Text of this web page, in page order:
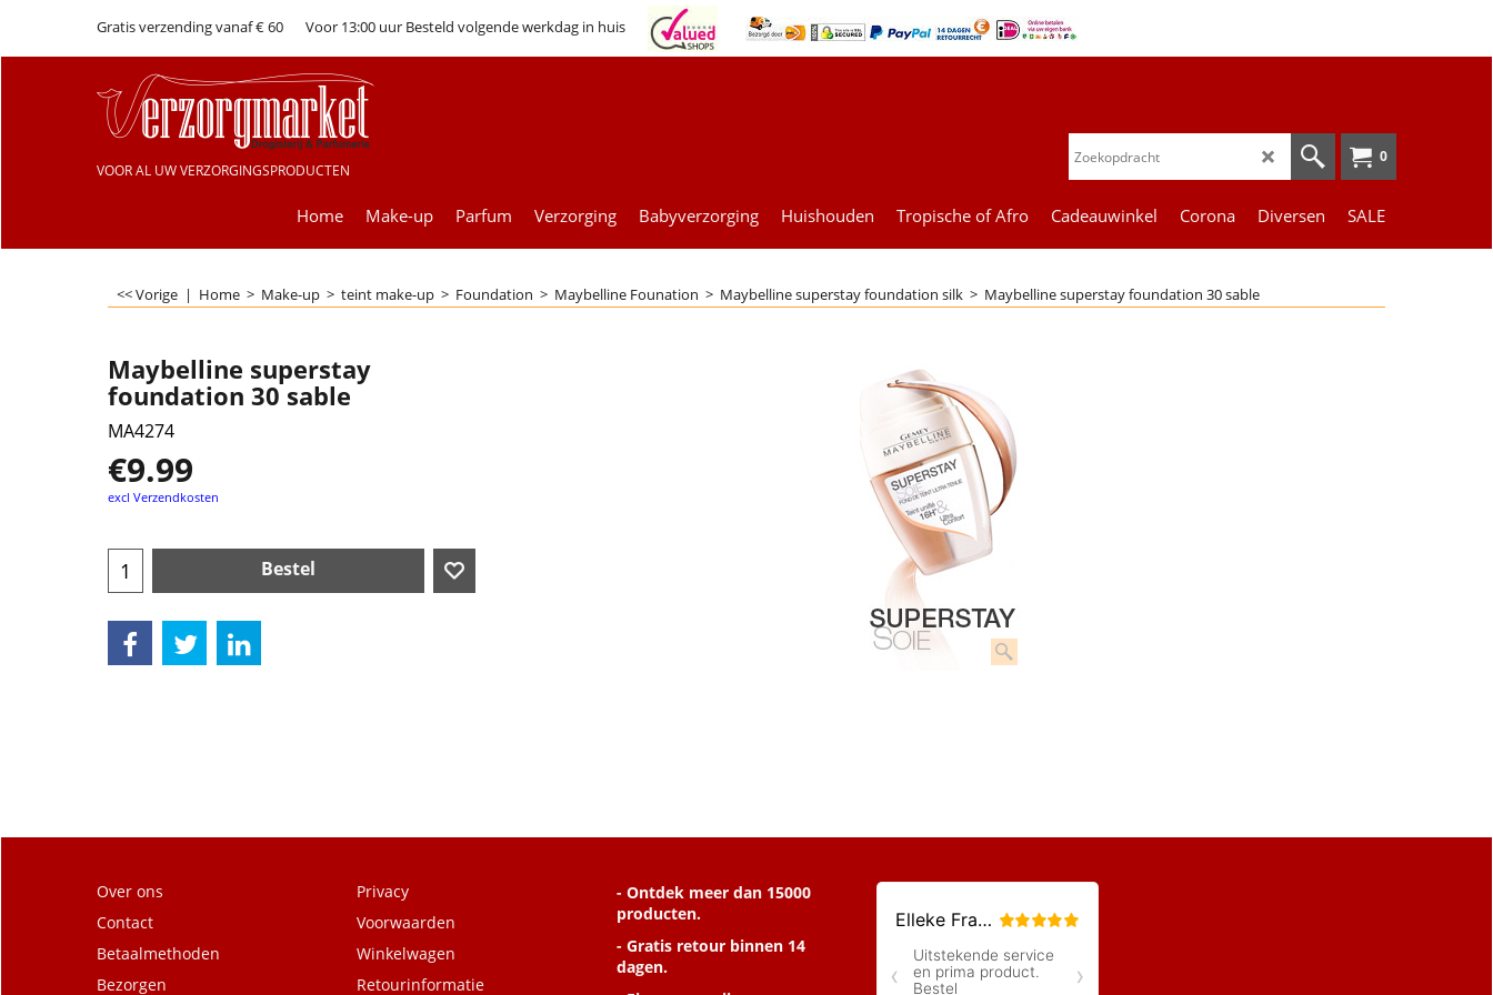
Gratis verzending vanaf € 60 Voor 13:00 uur Besteld volgende werkdag in huis
VOOR AL UW VERZORGINGSPRODUCTEN
0
Home Make-up Parfum Verzorging Babyverzorging Huishouden Tropische of Afro Cadeauwinkel Corona Diversen SALE
<< Vorige | Home > Make-up > teint make-up > Foundation > Maybelline Founation > Maybelline superstay foundation silk > Maybelline superstay foundation 30 sable
Maybelline superstay
foundation 30 sable
MA4274
€9.99
excl Verzendkosten
Bestel
Over ons
Contact
Betaalmethoden
Bezorgen
Privacy
Voorwaarden
Winkelwagen
Retourinformatie
- Ontdek meer dan 15000
producten.
- Gratis retour binnen 14
dagen.